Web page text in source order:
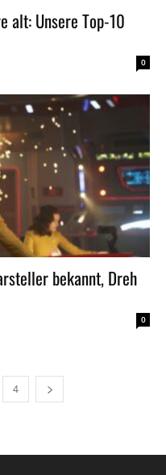
alt: Unsere Top-10
0
bekannt, Dreh
0
4